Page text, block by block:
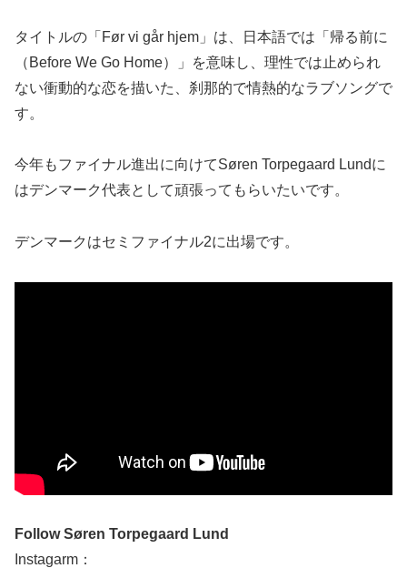
タイトルの「Før vi går hjem」は、日本語では「帰る前に
（Before We Go Home）」を意味し、理性では止められ
ない衝動的な恋を描いた、刹那的で情熱的なラブソングで
す。
今年もファイナル進出に向けてSøren Torpegaard Lundに
はデンマーク代表として頑張ってもらいたいです。
デンマークはセミファイナル2に出場です。
Follow Søren Torpegaard Lund
Instagarm：